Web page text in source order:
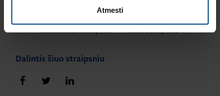
Atmesti
Ankstesnis straipsnis Kitas straipsnis
Dalintis šiuo straipsniu
Dalintis „Facebook"Dalintis „Twitter"